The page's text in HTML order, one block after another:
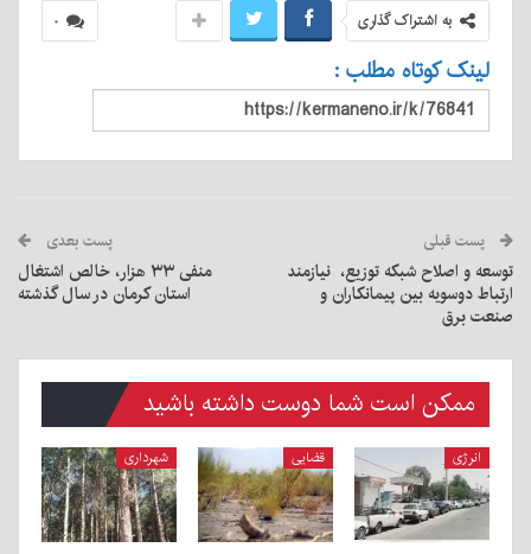
۰ به اشتراک گذاری
لینک کوتاه مطلب :
پست قبلی
توسعه و اصلاح شبکه توزیع، نیازمند
ارتباط دوسویه بین پیمانکاران و
صنعت برق
پست بعدی
منفی ۳۳ هزار، خالص اشتغال
استان کرمان در سال گذشته
ممکن است شما دوست داشته باشید
انرژی قضایی شهرداری